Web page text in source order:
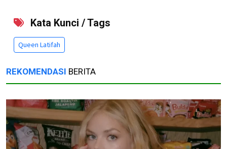
Kata Kunci / Tags
Queen Latifah
REKOMENDASI BERITA